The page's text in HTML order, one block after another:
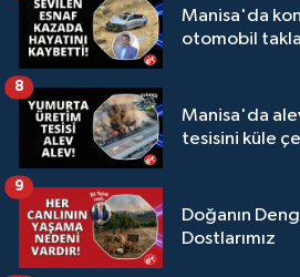
Manisa'da
otomobil takla
Manisa'da
tesisini küle
8
Doğanın
Dostlarımız
9